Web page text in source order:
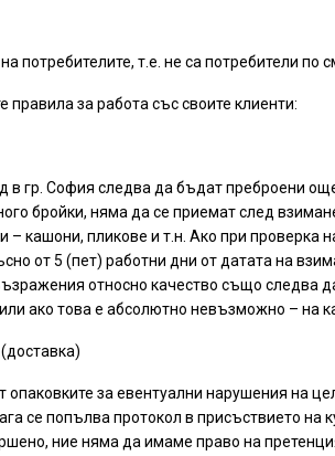
потребителите, т.е. не са потребители по
за работа със своите клиенти:
в гр. София следва да бъдат преброени
бройки, няма да се приемат след
кашони, пликове и т.н. Ако при проверка
от 5 (пет) работни дни от датата на
относно качество също следва
ако това е абсолютно невъзможно – на
за евентуални нарушения на
се попълва протокол в присъствието на
ние няма да имаме право на